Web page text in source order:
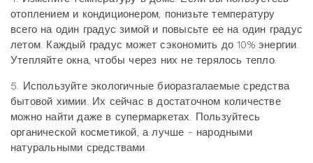
отоплением и кондиционером, понизьте температуру
всего на один градус зимой и повысьте ее на один градус
летом. Каждый градус может сэкономить до 10% энергии.
Утепляйте окна, чтобы через них не терялось тепло.
5. Используйте экологичные биоразгалаемые средства
бытовой химии. Их сейчас в достаточном количестве
можно найти даже в супермаркетах. Пользуйтесь
органической косметикой, а лучше - народными
натуральными средствами.